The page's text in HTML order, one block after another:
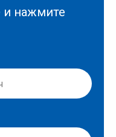
нажмите